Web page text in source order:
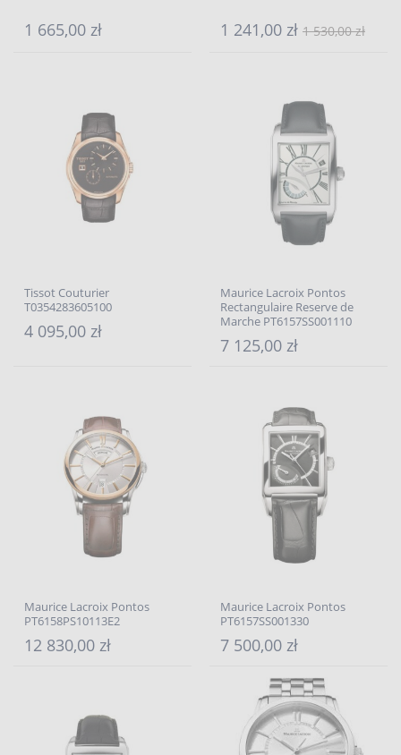
1 665,00 zł 1 241,00 zł 1 530,00 zł
Tissot Couturier
T0354283605100
4 095,00 zł
Maurice Lacroix Pontos
Rectangulaire Reserve de
Marche PT6157SS001110
7 125,00 zł
Maurice Lacroix Pontos
PT6158PS10113E2
12 830,00 zł
Maurice Lacroix Pontos
PT6157SS001330
7 500,00 zł